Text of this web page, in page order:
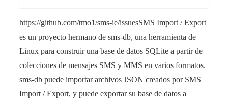
https://github.com/tmo1/sms-ie/issuesSMS Import / Export
es un proyecto hermano de sms-db, una herramienta de
Linux para construir una base de datos SQLite a partir de
colecciones de mensajes SMS y MMS en varios formatos.
sms-db puede importar archivos JSON creados por SMS
Import / Export, y puede exportar su base de datos a